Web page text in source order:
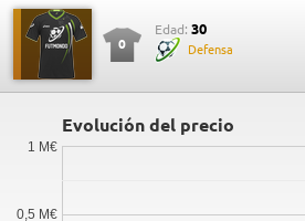
0
Edad: 30
Defensa
Evolución del precio
0,5 M€
1 M€